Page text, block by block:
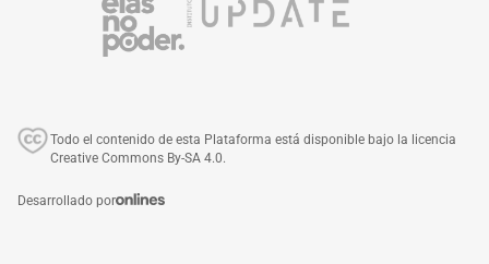
Todo el contenido de esta Plataforma está disponible bajo la licencia
Creative Commons By-SA 4.0.
Desarrollado por